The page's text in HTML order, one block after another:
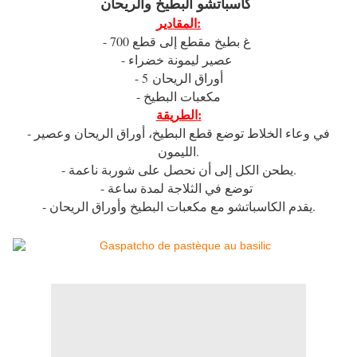
المقادير:
- 5 أوراق الريحان
- مكعبات البطيخ
الطريقة:
- في وعاء الخلاط توضع قطع البطيخ، أوراق الريحان وعصير
الليمون.
- يطحن الكل إلى أن نحصل على شوربة ناعمة.
- يقدم الكاسباتشو مع مكعبات البطيخ وأوراق الريحان.